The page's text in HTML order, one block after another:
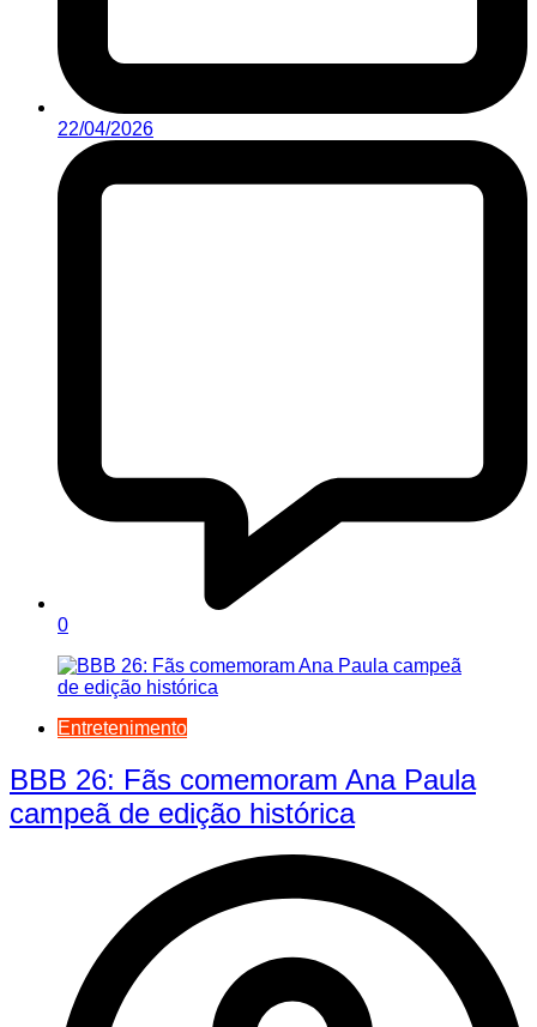
22/04/2026
0
Entretenimento
BBB 26: Fãs comemoram Ana Paula
campeã de edição histórica